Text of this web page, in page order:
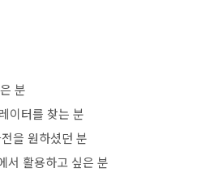
분
이터를 찾는 분
을 원하셨던 분
서 활용하고 싶은 분